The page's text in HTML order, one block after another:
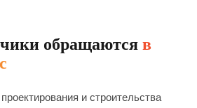
обращаются в
и строительства